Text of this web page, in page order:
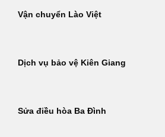
Vận chuyển Lào Việt
Dịch vụ bảo vệ Kiên Giang
Sửa điều hòa Ba Đình